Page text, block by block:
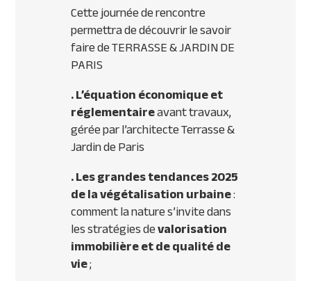
Cette journée de rencontre
permettra de découvrir le savoir
faire de TERRASSE & JARDIN DE
PARIS
. L’équation économique et
réglementaireavant travaux,
gérée par l’architecte Terrasse &
Jardin de Paris
. Les grandes tendances 2025
de la végétalisation urbaine:
comment la nature s’invite dans
les stratégies devalorisation
immobilière et de qualité de
vie;